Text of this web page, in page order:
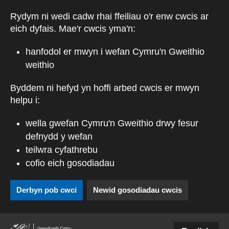
Rydym ni wedi cadw rhai ffeiliau o'r enw cwcis ar
eich dyfais. Mae'r cwcis yma'n:
hanfodol er mwyn i wefan Cymru'n Gweithio
weithio
Byddem ni hefyd yn hoffi arbed cwcis er mwyn
helpu i:
wella gwefan Cymru'n Gweithio drwy fesur
defnydd y wefan
teilwra cyfathrebu
cofio eich gosodiadau
Derbyn pob cwci Newid gosodiadau cwcis